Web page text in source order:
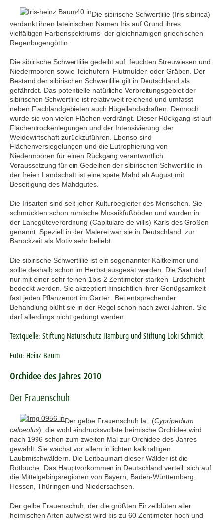
Die sibirische Schwertlilie (Iris sibirica)
verdankt ihren lateinischen Namen Iris auf Grund ihres
vielfältigen Farbenspektrums der gleichnamigen griechischen
Regenbogengöttin.
Die sibirische Schwertlilie gedeiht auf feuchten Streuwiesen und
Niedermooren sowie Teichufern, Flutmulden oder Gräben. Der
Bestand der sibirischen Schwertlilie gilt in Deutschland als
gefährdet. Das potentielle natürliche Verbreitungsgebiet der
sibirischen Schwertlilie ist relativ weit reichend und umfasst
neben Flachlandgebieten auch Hügellandschaften. Dennoch
wurde sie von vielen Flächen verdrängt. Dieser Rückgang ist auf
Flächentrockenlegungen und der Intensivierung der
Weidewirtschaft zurückzuführen. Ebenso sind
Flächenversiegelungen und die Eutrophierung von
Niedermooren für einen Rückgang verantwortlich.
Voraussetzung für ein Gedeihen der sibirischen Schwertlilie in
der freien Landschaft ist eine späte Mahd ab August mit
Beseitigung des Mahdgutes.
Die Irisarten sind seit jeher Kulturbegleiter des Menschen. Sie
schmückten schon römische Mosaikfußböden und wurden in
der Landgüteverordnung (Capitulare de villis) Karls des Großen
genannt. Speziell in der Malerei war sie in Deutschland zur
Barockzeit als Motiv sehr beliebt.
Die sibirische Schwertlilie ist ein sogenannter Kaltkeimer und
sollte deshalb schon im Herbst ausgesät werden. Die Saat darf
nur mit einer sehr feinen 1bis 2 Zentimeter starken Erdschicht
bedeckt werden. Sie akzeptiert hinsichtlich ihrer Genügsamkeit
fast jeden Pflanzenort im Garten. Bei entsprechender
Behandlung blüht sie in der Regel schon nach zwei Jahren. Sie
darf allerdings nicht gedüngt werden.
Textquelle: Stiftung Naturschutz Hamburg und Stiftung Loki Schmidt
Foto: Heinz Baum
Orchidee des Jahres 2010
Der Frauenschuh
Der gelbe Frauenschuh lat. (Cypripedium
calceolus) die wohl eindrucksvollste heimische Orchidee wird
nach 1996 schon zum zweiten Mal zur Orchidee des Jahres
gewählt. Sie wächst vor allem in lichten kalkhaltigen
Laubmischwäldern. Die Leitbaumart dieser Wälder ist die
Rotbuche. Das Hauptvorkommen in Deutschland verteilt sich auf
die Mittelgebirgsregionen von Bayern, Baden-Württemberg,
Hessen, Thüringen und Niedersachsen.
Der gelbe Frauenschuh, der die größten Einzelblüten aller
heimischen Arten aufweist wird bis zu 60 Zentimeter hoch und